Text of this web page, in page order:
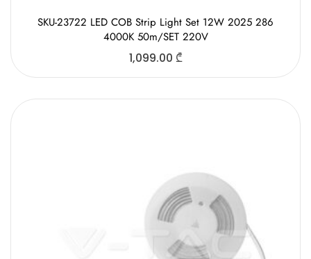
SKU-23722 LED COB Strip Light Set 12W 2025 286
4000K 50m/SET 220V
1,099.00 ₾